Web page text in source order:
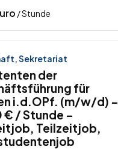
/ Stunde
Sekretariat
der
für
i.d.OPf. (m/w/d) –
€ / Stunde –
Teilzeitjob,